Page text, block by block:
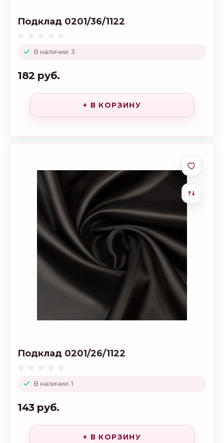
В наличии: 3
Подклад 0201/36/1122
182 руб.
+ В КОРЗИНУ
В наличии: 1
Подклад 0201/26/1122
143 руб.
+ В КОРЗИНУ